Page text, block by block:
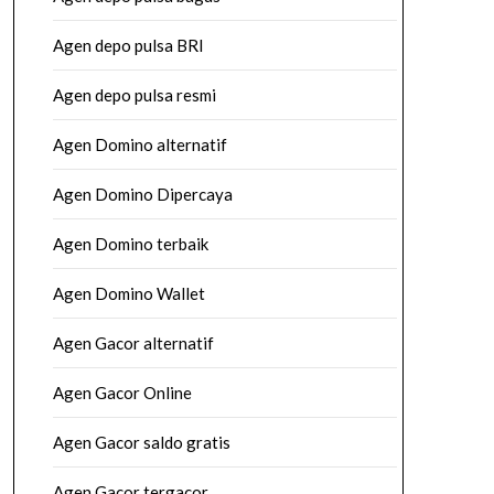
Agen depo pulsa BRI
Agen depo pulsa resmi
Agen Domino alternatif
Agen Domino Dipercaya
Agen Domino terbaik
Agen Domino Wallet
Agen Gacor alternatif
Agen Gacor Online
Agen Gacor saldo gratis